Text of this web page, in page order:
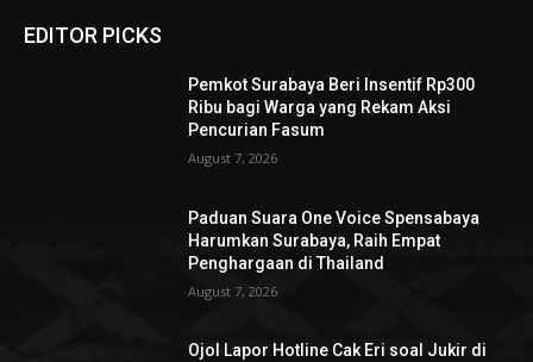
EDITOR PICKS
Pemkot Surabaya Beri Insentif Rp300
Ribu bagi Warga yang Rekam Aksi
Pencurian Fasum
August 7, 2026
Paduan Suara One Voice Spensabaya
Harumkan Surabaya, Raih Empat
Penghargaan di Thailand
August 7, 2026
Ojol Lapor Hotline Cak Eri soal Jukir di